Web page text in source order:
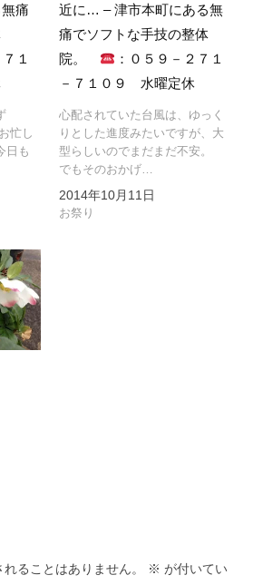
痛
１
忙し
日も
近に… – 津市本町にある無
痛でソフトな手技の整体
院。
：０５９－２７１
－７１０９ 水曜定休
心配されていた台風は、ゆっく
りとした進度みたいですが、大
型らしいのでまだまだ不安。
でもそのおかげ…
2014年10月11日
お祭り
ることはありません。 ※ が付いてい